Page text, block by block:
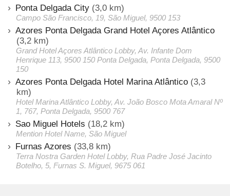
Ponta Delgada City (3,0 km)
Campo São Francisco, 19, São Miguel, 9500 153
Azores Ponta Delgada Grand Hotel Açores Atlântico
(3,2 km)
Grand Hotel Açores Atlântico Lobby, Av. Infante Dom
Henrique 113, 9500 150 Ponta Delgada, Ponta Delgada, 9500
150
Azores Ponta Delgada Hotel Marina Atlântico (3,3
km)
Hotel Marina Atlântico Lobby, Av. João Bosco Mota Amaral Nº
1, 767, Ponta Delgada, 9500 767
Sao Miguel Hotels (18,2 km)
Mention Hotel Name, São Miguel
Furnas Azores (33,8 km)
Terra Nostra Garden Hotel Lobby, Rua Padre José Jacinto
Botelho, 5, Furnas S. Miguel, 9675 061